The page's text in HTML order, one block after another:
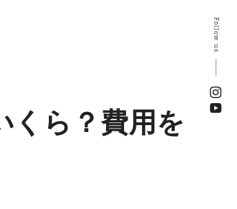
くら？費用を
Follow us